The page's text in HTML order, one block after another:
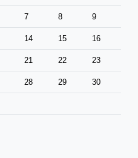
7 8 9
14 15 16
21 22 23
28 29 30